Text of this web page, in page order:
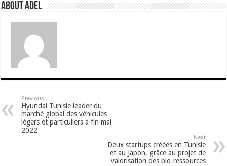
About Adel
Previous
Hyundai Tunisie leader du
marché global des véhicules
légers et particuliers à fin mai
2022
Next
Deux startups créées en Tunisie
et au Japon, grâce au projet de
valorisation des bio-ressources